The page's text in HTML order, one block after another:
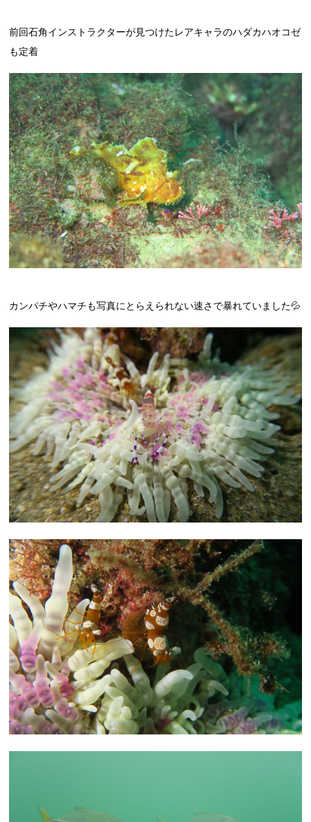
前回石角インストラクターが見つけたレアキャラのハダカハオコゼ
も定着
カンパチやハマチも写真にとらえられない速さで暴れていました💦